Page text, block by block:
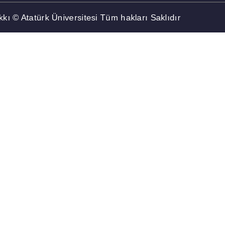
© Atatürk Üniversitesi Tüm hakları Saklıdır